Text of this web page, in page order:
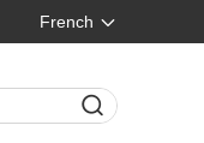
French